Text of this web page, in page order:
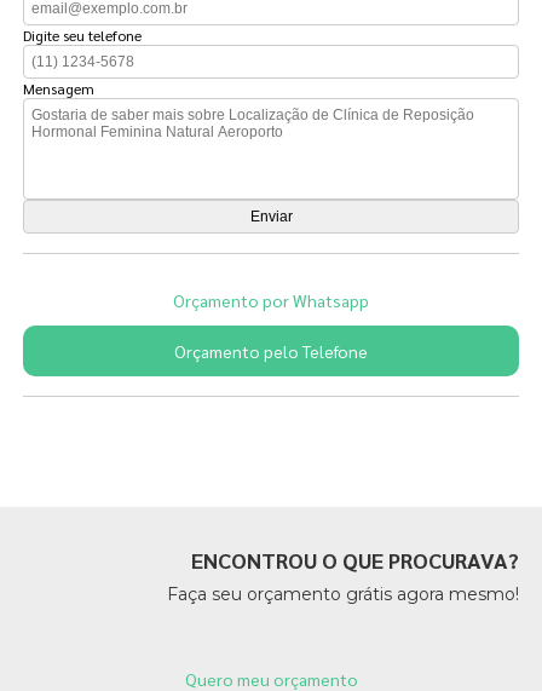
Digite seu telefone
Mensagem
Orçamento por Whatsapp
Orçamento pelo Telefone
ENCONTROU O QUE PROCURAVA?
Faça seu orçamento grátis agora mesmo!
Quero meu orçamento